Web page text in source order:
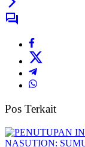
Pos Terkait